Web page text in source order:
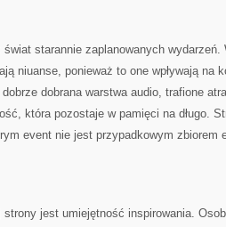
starannie zaplanowanych wydarzeń.
niuanse, ponieważ to one wpływają na
dobrana warstwa audio, trafione
która pozostaje w pamięci na długo.
event nie jest przypadkowym zbiorem
jest umiejętność inspirowania.